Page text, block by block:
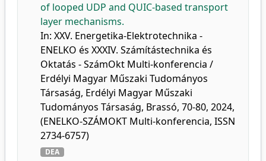
of looped UDP and QUIC-based transport
layer mechanisms.
In: XXV. Energetika-Elektrotechnika -
ENELKO és XXXIV. Számítástechnika és
Oktatás - SzámOkt Multi-konferencia /
Erdélyi Magyar Műszaki Tudományos
Társaság, Erdélyi Magyar Műszaki
Tudományos Társaság, Brassó, 70-80, 2024,
(ENELKO-SZÁMOKT Multi-konferencia, ISSN
2734-6757)
DEA